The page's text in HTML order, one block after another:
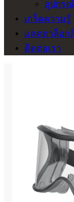
อุปกรณ์
เกร็ดความรู้
แคตตาล็อก
ติดต่อเรา